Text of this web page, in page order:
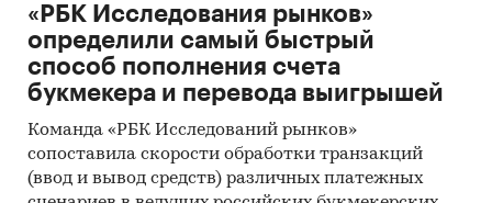
«РБК Исследования рынков»
определили самый быстрый
способ пополнения счета
букмекера и перевода выигрышей
Команда «РБК Исследований рынков»
сопоставила скорости обработки транзакций
(ввод и вывод средств) различных платежных